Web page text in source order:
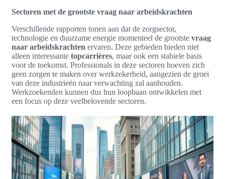
Sectoren met de grootste vraag naar arbeidskrachten
Verschillende rapporten tonen aan dat de zorgsector,
technologie en duurzame energie momenteel de grootste vraag
naar arbeidskrachten ervaren. Deze gebieden bieden niet
alleen interessante topcarrières, maar ook een stabiele basis
voor de toekomst. Professionals in deze sectoren hoeven zich
geen zorgen te maken over werkzekerheid, aangezien de groei
van deze industrieën naar verwachting zal aanhouden.
Werkzoekenden kunnen dus hun loopbaan ontwikkelen met
een focus op deze veelbelovende sectoren.